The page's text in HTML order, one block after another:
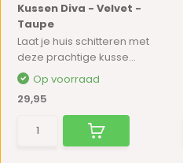
Kussen Diva - Velvet -
Taupe
Laat je huis schitteren met
deze prachtige kusse...
Op voorraad
29,95